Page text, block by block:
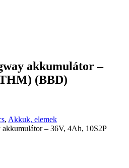
akkumulátor –
(BBD)
, Akkuk, elemek
akkumulátor – 36V, 4Ah, 10S2P